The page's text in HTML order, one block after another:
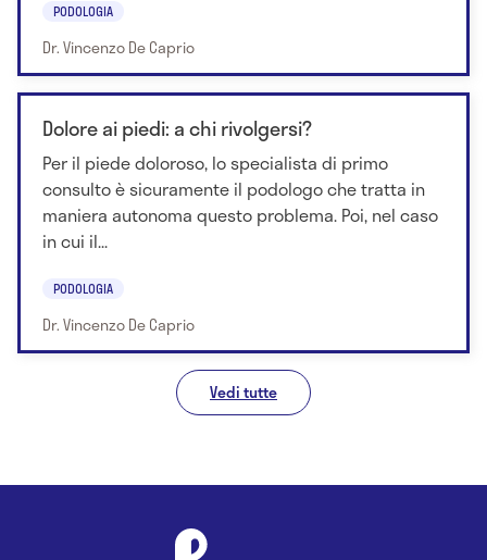
PODOLOGIA
Dr. Vincenzo De Caprio
Dolore ai piedi: a chi rivolgersi?
Per il piede doloroso, lo specialista di primo
consulto è sicuramente il podologo che tratta in
maniera autonoma questo problema. Poi, nel caso
in cui il...
PODOLOGIA
Dr. Vincenzo De Caprio
Vedi tutte